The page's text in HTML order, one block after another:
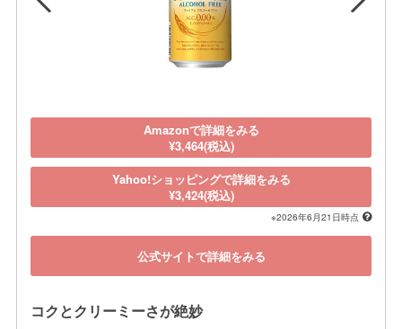
Amazonで詳細をみる
¥3,464(税込)
Yahoo!ショッピングで詳細をみる
¥3,424(税込)
※2026年6月21日時点
公式サイトで詳細をみる
コクとクリーミーさが絶妙